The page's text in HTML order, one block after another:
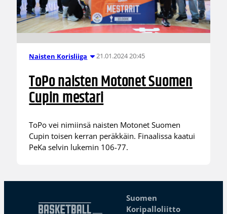
Naisten Korisliiga 21.01.2024 20:45
ToPo naisten Motonet Suomen
Cupin mestari
ToPo vei nimiinsä naisten Motonet Suomen
Cupin toisen kerran peräkkäin. Finaalissa kaatui
PeKa selvin lukemin 106-77.
Suomen
Koripalloliitto